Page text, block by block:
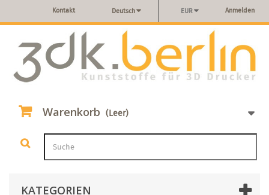
Anmelden
EUR
Deutsch
Kontakt
Warenkorb (Leer)
KATEGORIEN